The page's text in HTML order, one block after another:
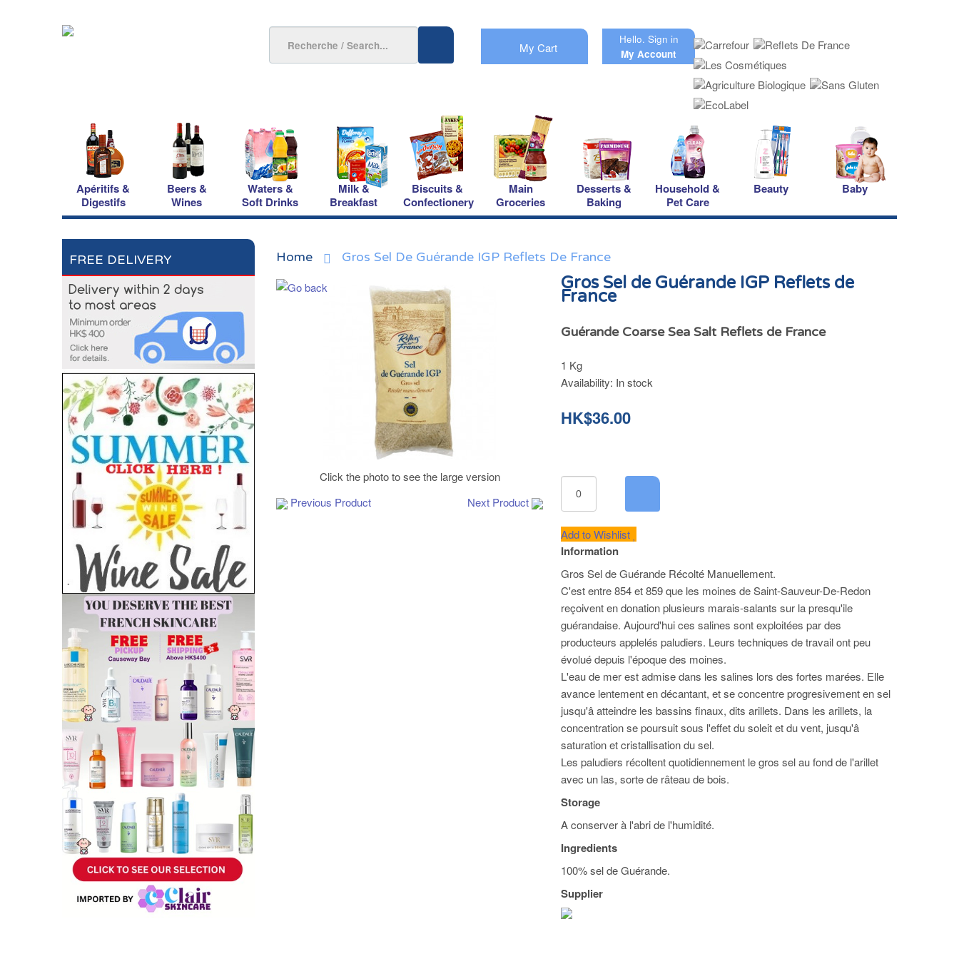
My Cart
Hello. Sign in
My Account
Apéritifs &
Digestifs
Beers &
Wines
Waters &
Soft Drinks
Milk &
Breakfast
Biscuits &
Confectionery
Main
Groceries
Desserts &
Baking
Household &
Pet Care
Beauty Baby
FREE DELIVERY Home Gros Sel De Guérande IGP Reflets De France
Click the photo to see the large version
Previous Product
Next Product
Gros Sel de Guérande IGP Reflets de
France
Guérande Coarse Sea Salt Reflets de France
1 Kg
Availability: In stock
HK$36.00
Add to Wishlist
Information
Gros Sel de Guérande Récolté Manuellement.
C'est entre 854 et 859 que les moines de Saint-Sauveur-De-Redon
reçoivent en donation plusieurs marais-salants sur la presqu'ile
guérandaise. Aujourd'hui ces salines sont exploitées par des
producteurs applelés paludiers. Leurs techniques de travail ont peu
évolué depuis l'époque des moines.
L'eau de mer est admise dans les salines lors des fortes marées. Elle
avance lentement en décantant, et se concentre progresivement en sel
jusqu'â atteindre les bassins finaux, dits arillets. Dans les arillets, la
concentration se poursuit sous l'effet du soleit et du vent, jusqu'â
saturation et cristallisation du sel.
Les paludiers récoltent quotidiennement le gros sel au fond de l'arillet
avec un las, sorte de râteau de bois.
Storage
A conserver à l'abri de l'humidité.
Ingredients
100% sel de Guérande.
Supplier